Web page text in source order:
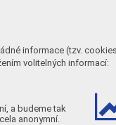
informace (tzv. cookies
volitelných informací:
a budeme tak
anonymní.